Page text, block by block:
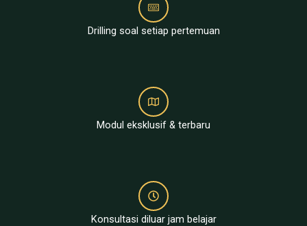
Drilling soal setiap pertemuan
Modul eksklusif & terbaru
Konsultasi diluar jam belajar